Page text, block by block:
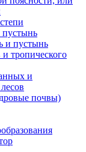
пустынь
и пустынь
тропического
и
почвы)